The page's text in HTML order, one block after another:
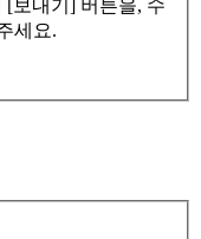
[보내기] 버튼을, 수
세요.